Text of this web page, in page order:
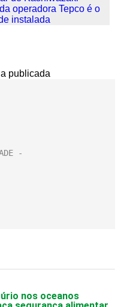
publicada